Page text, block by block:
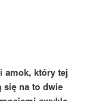
amok, który tej
się na to dwie